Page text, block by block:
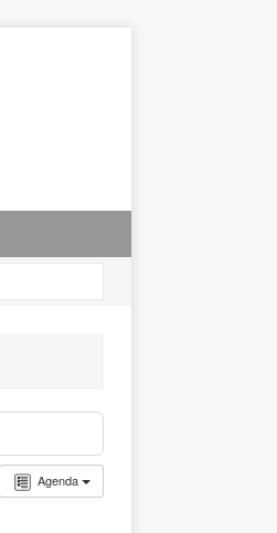
Agenda